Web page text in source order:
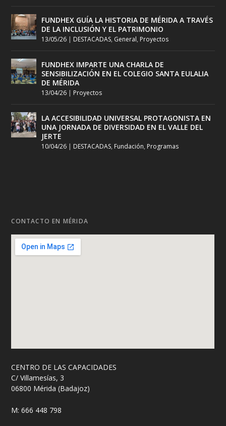
FUNDHEX GUÍA LA HISTORIA DE MÉRIDA A TRAVÉS
DE LA INCLUSIÓN Y EL PATRIMONIO
13/05/26 | DESTACADAS, General, Proyectos
FUNDHEX IMPARTE UNA CHARLA DE
SENSIBILIZACIÓN EN EL COLEGIO SANTA EULALIA
DE MÉRIDA
13/04/26 | Proyectos
LA ACCESIBILIDAD UNIVERSAL PROTAGONISTA EN
UNA JORNADA DE DIVERSIDAD EN EL VALLE DEL
JERTE
10/04/26 | DESTACADAS, Fundación, Programas
CONTACTO EN MÉRIDA
CENTRO DE LAS CAPACIDADES
C/ Villamesías, 3
06800 Mérida (Badajoz)
M: 666 448 798